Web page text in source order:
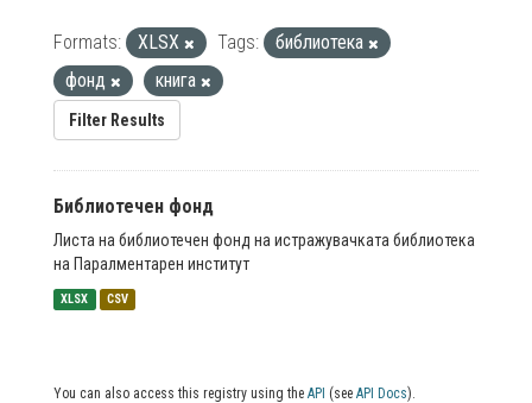
Formats: XLSX Tags:
библиотека
фонд
книга
Filter Results
Библиотечен фонд
Листа на библиотечен фонд на истражувачката библиотека
на Паралментарен институт
XLSX CSV
You can also access this registry using the API (see API Docs).